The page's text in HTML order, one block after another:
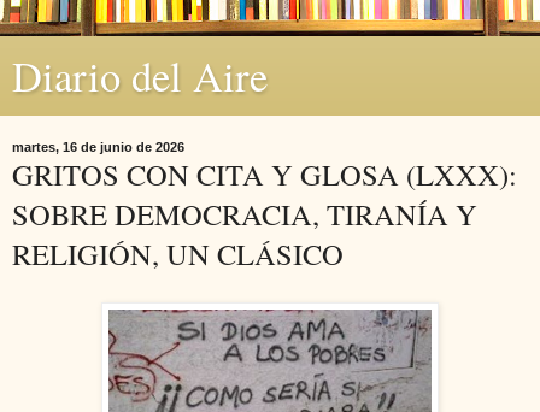
Diario del Aire
martes, 16 de junio de 2026
GRITOS CON CITA Y GLOSA (LXXX):
SOBRE DEMOCRACIA, TIRANÍA Y
RELIGIÓN, UN CLÁSICO